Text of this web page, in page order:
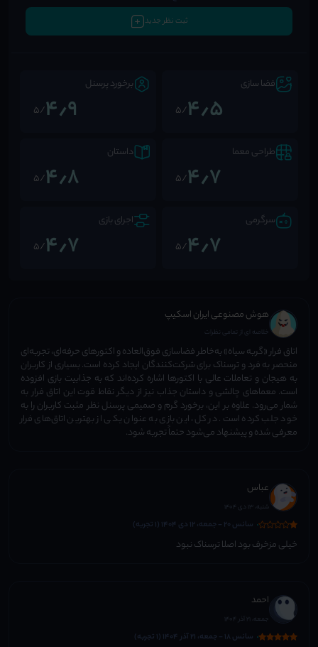
ثبت نظر جدید
فضا سازی
4٫5/5
برخورد پرسنل
4٫9/5
طراحی معما
4٫7/5
داستان
4٫8/5
سرگرمی
4٫7/5
اجرای بازی
4٫7/5
هوش مصنوعی ایران اسکیپ
خلاصه ای از تمامی نظرات
اتاق فرار «گربه سیاه» به‌خاطر فضاسازی فوق‌العاده و اکتورهای حرفه‌ای، تجربه‌ای
منحصر به فرد و ترسناک برای شرکت‌کنندگان ایجاد کرده است. بسیاری از کاربران
به هیجان و تعاملات عالی با اکتورها اشاره کرده‌اند که به جذابیت بازی افزوده
است. معماهای چالشی و داستان جذاب نیز از دیگر نقاط قوت این اتاق فرار به
شمار می‌رود. علاوه بر این، برخورد گرم و صمیمی پرسنل نظر مثبت کاربران را به
خود جلب کرده است. در کل، این بازی به عنوان یکی از بهترین اتاق‌های فرار
معرفی شده و پیشنهاد می‌شود حتماً تجربه شود.
عباس
شنبه، 13 دی 1404
سانس 20 - جمعه، 12 دی 1404 (1 تجربه)
خیلی مزخرف بود اصلا ترسناک نبود
احمد
جمعه، 21 آذر 1404
سانس 18 - جمعه، 21 آذر 1404 (1 تجربه)